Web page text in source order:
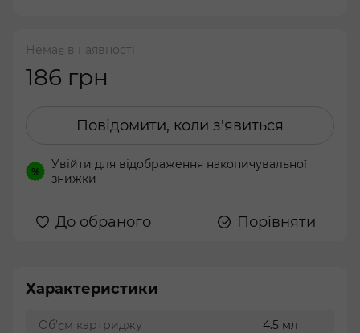
Немає в наявності
186 грн
Повідомити, коли з'явиться
% Увійти для відображення накопичувальної
знижки
До обраного Порівняти
Характеристики
Об'єм картриджу 4.5 мл